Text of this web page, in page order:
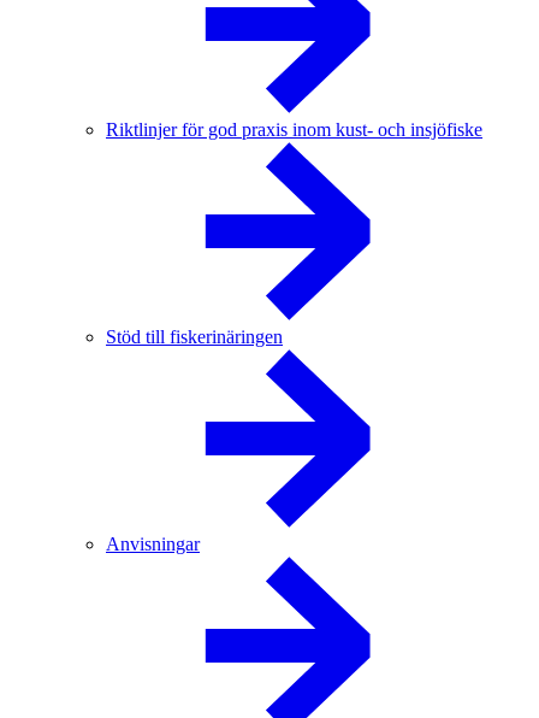
Riktlinjer för god praxis inom kust- och insjöfiske
Stöd till fiskerinäringen
Anvisningar